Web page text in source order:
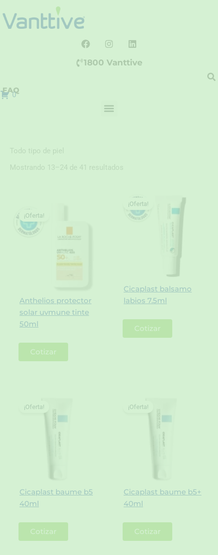
al
contenido
F
a
e
I
n
t
m
L
i
k
1800 Vanttive
FAQ
0
Todo tipo de piel
Mostrando 13–24 de 41 resultados
Anthelios protector
solar uvmune tinte
50ml
¡Oferta!
Cotizar
Cicaplast balsamo
labios 7.5ml
¡Oferta!
Cotizar
Cicaplast baume b5
40ml
¡Oferta!
Cotizar
Cicaplast baume b5+
40ml
¡Oferta!
Cotizar